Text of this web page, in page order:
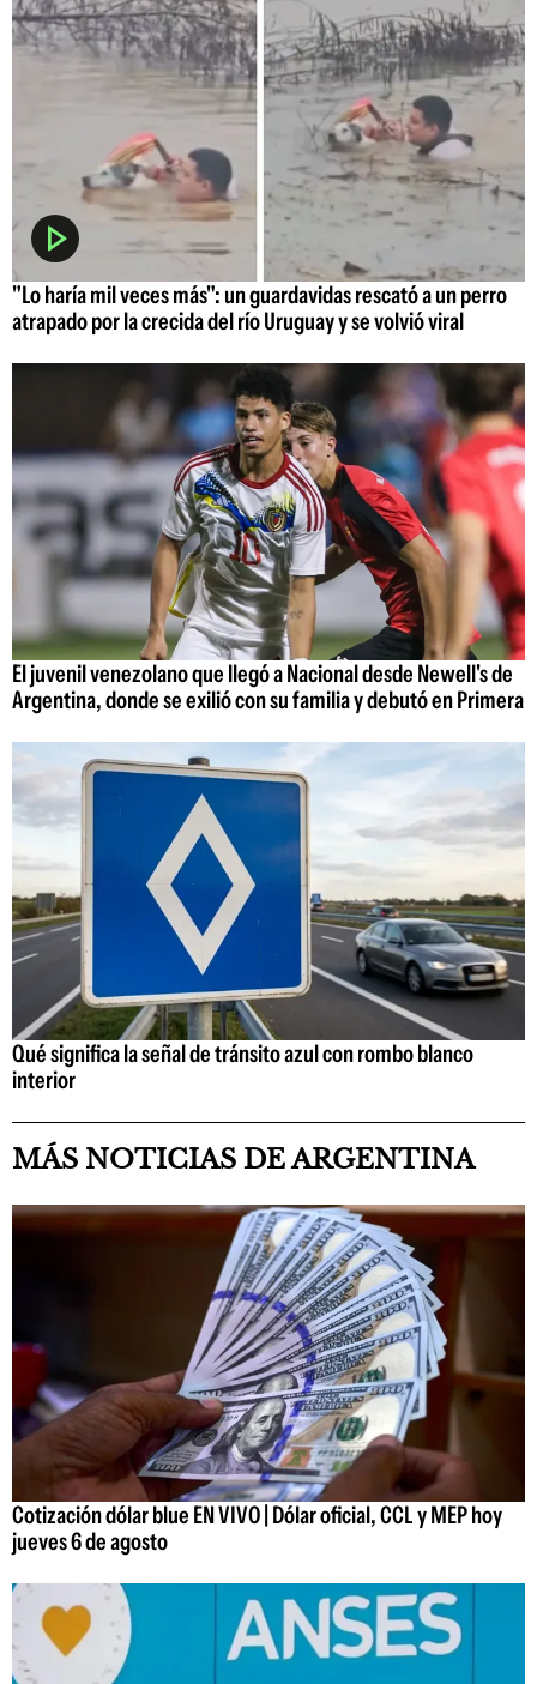
"Lo haría mil veces más": un guardavidas rescató a un perro
atrapado por la crecida del río Uruguay y se volvió viral
El juvenil venezolano que llegó a Nacional desde Newell's de
Argentina, donde se exilió con su familia y debutó en Primera
Qué significa la señal de tránsito azul con rombo blanco
interior
MÁS NOTICIAS DE ARGENTINA
Cotización dólar blue EN VIVO | Dólar oficial, CCL y MEP hoy
jueves 6 de agosto